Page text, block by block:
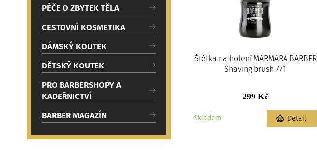
PÉČE O ZBYTEK TĚLA
CESTOVNÍ KOSMETIKA
DÁMSKÝ KOUTEK
DĚTSKÝ KOUTEK
PRO BARBERSHOPY A
KADEŘNICTVÍ
BARBER MAGAZÍN
Štětka na holení MARMARA BARBER
Shaving brush 771
299 Kč
Skladem Detail